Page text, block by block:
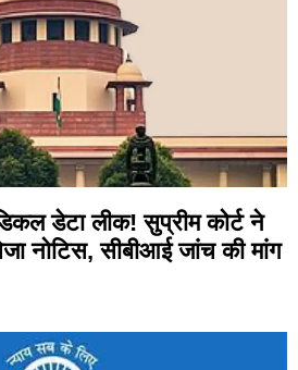
डेटा लीक! सुप्रीम कोर्ट ने
नोटिस, सीबीआई जांच की मांग